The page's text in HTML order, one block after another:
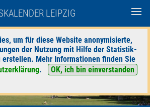
LEIPZIG
um für diese Website anonymisierte,
der Nutzung mit Hilfe der Statistik-
erstellen. Mehr Informationen finden Sie
.
OK, ich bin einverstanden